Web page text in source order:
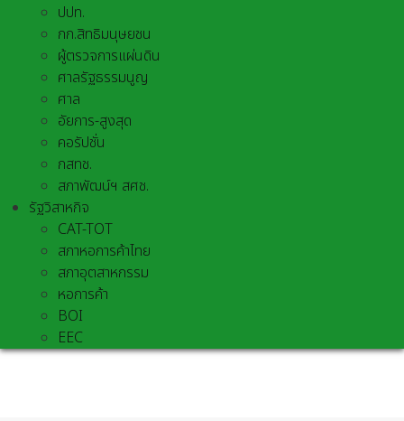
ปปท.
กก.สิทธิมนุษยชน
ผู้ตรวจการแผ่นดิน
ศาลรัฐธรรมนูญ
ศาล
อัยการ-สูงสุด
คอรัปชั่น
กสทช.
สภาพัฒน์ฯ สศช.
รัฐวิสาหกิจ
CAT-TOT
สภาหอการค้าไทย
สภาอุตสาหกรรม
หอการค้า
BOI
EEC